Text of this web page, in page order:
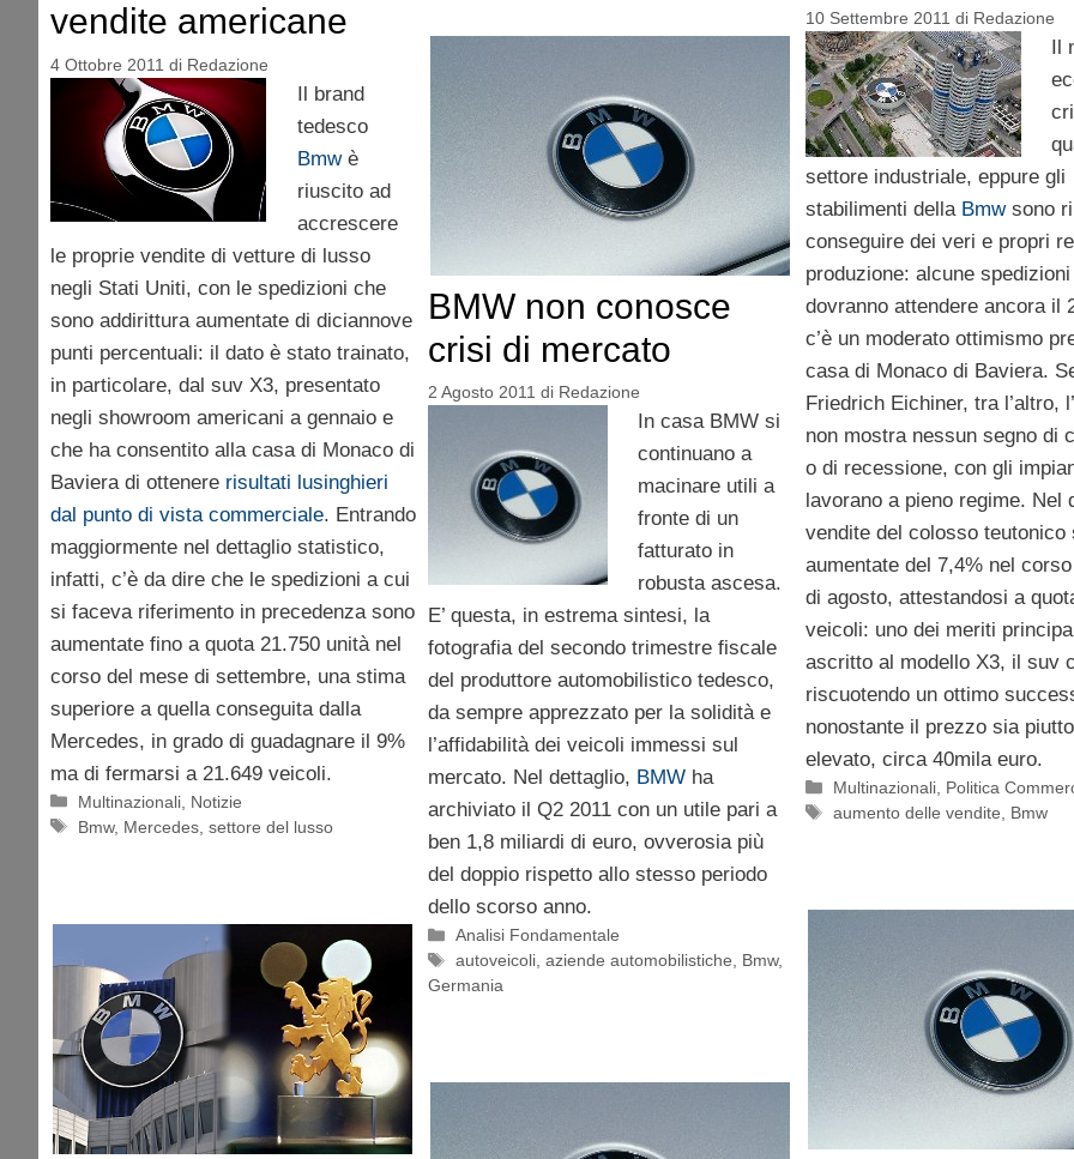
vendite americane
4 Ottobre 2011 di Redazione
Il brand
tedesco
Bmwè
riuscito ad
accrescere
le proprie vendite di vetture di lusso
negli Stati Uniti, con le spedizioni che
sono addirittura aumentate di diciannove
punti percentuali: il dato è stato trainato,
in particolare, dal suv X3, presentato
negli showroom americani a gennaio e
che ha consentito alla casa di Monaco di
Baviera di ottenere risultati lusinghieri
dal punto di vista commerciale. Entrando
maggiormente nel dettaglio statistico,
infatti, c’è da dire che le spedizioni a cui
si faceva riferimento in precedenza sono
aumentate fino a quota 21.750 unità nel
corso del mese di settembre, una stima
superiore a quella conseguita dalla
Mercedes, in grado di guadagnare il 9%
ma di fermarsi a 21.649 veicoli.
Categorie
Multinazionali Notizie
Tag
Bmw, Mercedes ,settore del lusso
10 Settembre 2011 di Redazione
Il
settore industriale, eppure gli
stabilimenti della Bmwsono
conseguire dei veri e propri
produzione: alcune
dovranno attendere ancora il
c’è un moderato ottimismo
casa di Monaco di Baviera.
Friedrich Eichiner, tra l’altro,
non mostra nessun segno di
o di recessione, con gli
lavorano a pieno regime. Nel
vendite del colosso teutonico
aumentate del 7,4% nel
di agosto, attestandosi a
veicoli: uno dei meriti
ascritto al modello X3, il suv
riscuotendo un ottimo
nonostante il prezzo sia
elevato, circa 40mila euro.
Categorie
Multinazionali Politica
Tag
aumento delle vendite Bmw
BMW non conosce
crisi di mercato
2 Agosto 2011 di Redazione
In casa BMW si
continuano a
macinare utili a
fronte di un
fatturato in
robusta ascesa.
E’ questa, in estrema sintesi, la
fotografia del secondo trimestre fiscale
del produttore automobilistico tedesco,
da sempre apprezzato per la solidità e
l’affidabilità dei veicoli immessi sul
mercato. Nel dettaglio, BMWha
archiviato il Q2 2011 con un utile pari a
ben 1,8 miliardi di euro, ovverosia più
del doppio rispetto allo stesso periodo
dello scorso anno.
Categorie
Analisi Fondamentale
Tag
autoveicoli ,aziende automobilistiche Bmw,
Germania